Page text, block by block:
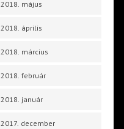
2018. május
2018. április
2018. március
2018. február
2018. január
2017. december